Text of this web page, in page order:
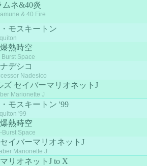
ムネ&40炎
& 40 Fire
モスキートン
熱時空
Space
デシコ
Nadesico
ズ セイバーマリオネットJ
Marionette J
モスキートン '99
'99
熱時空
Burst Space
イバーマリオネットJ
Marionette J
リオネットJ to X